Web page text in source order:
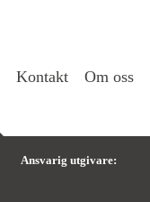
Kontakt Om oss
Ansvarig utgivare: